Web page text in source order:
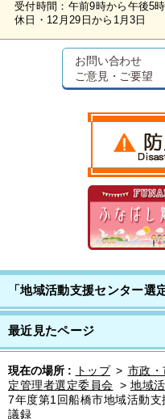
受付時間：午前9時から午後5
休日・12月29日から1月3日
お問い合わせ
ご意見・ご要望
「地域活動支援センター選
最近見たページ
現在の場所 : トップ > 市政
定管理者選定委員会 > 地域
7年度第1回船橋市地域活動
議録